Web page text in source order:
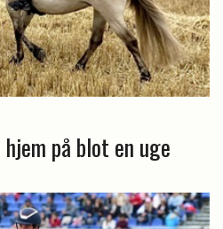
på blot en uge